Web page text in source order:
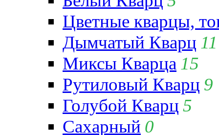
Цветные кварцы,
Дымчатый Кварц 11
Миксы Кварца 15
Рутиловый Кварц 9
Голубой Кварц 5
Сахарный 0